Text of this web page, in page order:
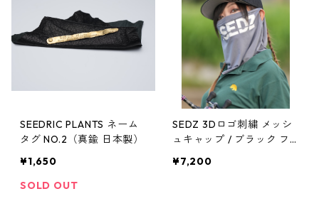
SEEDRIC PLANTS ネーム
タグ NO.2（真鍮 日本製）
¥1,650
SOLD OUT
SEDZ 3Dロゴ刺繍 メッシ
ュキャップ / ブラック フ
¥7,200